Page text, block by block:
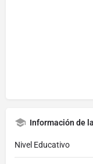
Información de
Nivel Educativo